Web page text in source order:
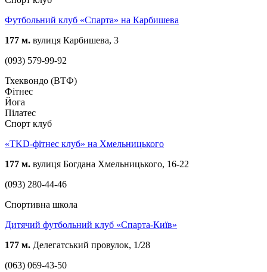
Футбольний клуб «Спарта» на Карбишева
177 м. вулиця Карбишева, 3
(093) 579-99-92
Тхеквондо (ВТФ)
Фітнес
Йога
Пілатес
Спорт клуб
«TKD-фітнес клуб» на Хмельницького
177 м. вулиця Богдана Хмельницького, 16-22
(093) 280-44-46
Спортивна школа
Дитячий футбольний клуб «Спарта-Київ»
177 м. Делегатський провулок, 1/28
(063) 069-43-50